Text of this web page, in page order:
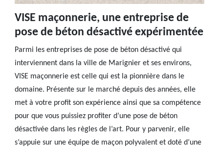
VISE maçonnerie, une entreprise de
pose de béton désactivé expérimentée
Parmi les entreprises de pose de béton désactivé qui
interviennent dans la ville de Marignier et ses environs,
VISE maçonnerie est celle qui est la pionnière dans le
domaine. Présente sur le marché depuis des années, elle
met à votre profit son expérience ainsi que sa compétence
pour que vous puissiez profiter d’une pose de béton
désactivée dans les règles de l’art. Pour y parvenir, elle
s’appuie sur une équipe de maçon polyvalent et doté d’une